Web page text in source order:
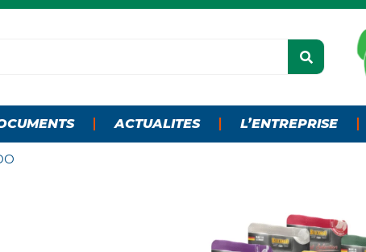
ACTUALITES L’ENTREPRISE